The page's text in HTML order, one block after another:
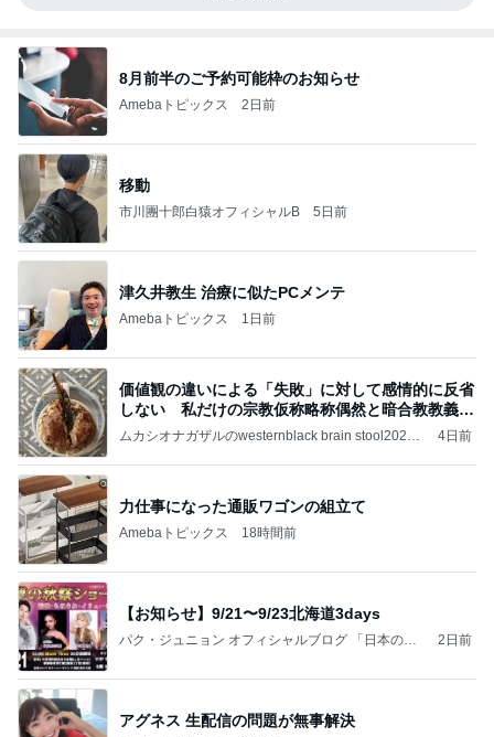
8月前半のご予約可能枠のお知らせ
Amebaトピックス 2日前
移動
市川團十郎白猿オフィシャルB 5日前
津久井教生 治療に似たPCメンテ
Amebaトピックス 1日前
価値観の違いによる「失敗」に対して感情的に反省
しない 私だけの宗教仮称略称偶然と暗合教教義候
補
ムカシオナガザルのwesternblack brain stool2024
ガザル
4日前
力仕事になった通販ワゴンの組立て
Amebaトピックス 18時間前
【お知らせ】9/21〜9/23北海道3days
パク・ジュニョン オフィシャルブログ 「日本の
2日前
アグネス 生配信の問題が無事解決